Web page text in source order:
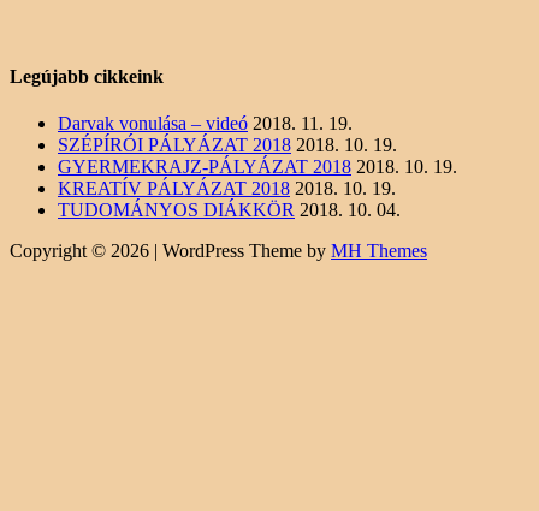
Legújabb cikkeink
Darvak vonulása – videó 2018. 11. 19.
SZÉPÍRÓI PÁLYÁZAT 2018 2018. 10. 19.
GYERMEKRAJZ-PÁLYÁZAT 2018 2018. 10. 19.
KREATÍV PÁLYÁZAT 2018 2018. 10. 19.
TUDOMÁNYOS DIÁKKÖR 2018. 10. 04.
Copyright © 2026 | WordPress Theme by MH Themes